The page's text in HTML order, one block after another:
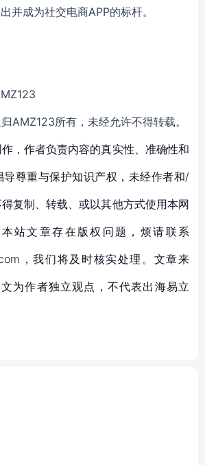
并成为社交电商APP的标杆。
AMZ123所有，未经允许不得转载。
，作者负责内容的真实性、准确性和
尊重与保护知识产权，未经作者和/
复制、转载、或以其他方式使用本网
站文章存在版权问题，烦请联系
，我们将及时核实处理。文章来
为作者独立观点，不代表出海易立